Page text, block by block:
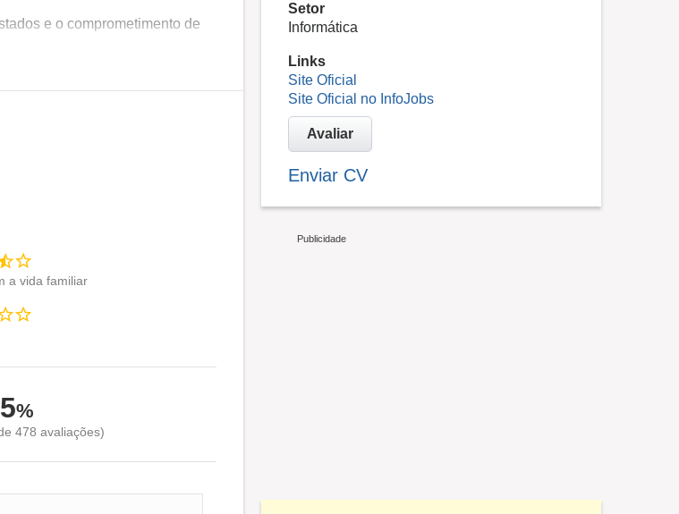
e o comprometimento de
dos principais conceitos e
a vida familiar
%
478 avaliações)
Setor
Informática
Links
Site Oficial
Site Oficial no InfoJobs
Avaliar
Enviar CV